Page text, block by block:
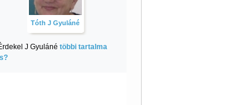
Tóth J Gyuláné
J Gyuláné többi tartalma